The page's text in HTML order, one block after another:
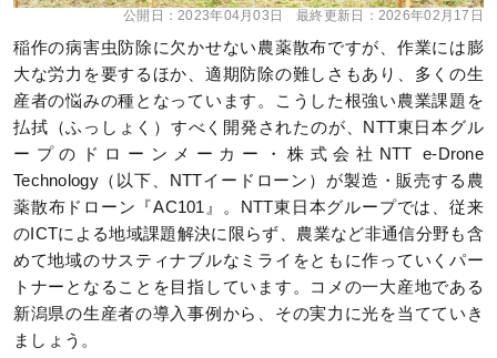
公開日：2023年04月03日 最終更新日： 2026年02月17日
稲作の病害虫防除に欠かせない農薬散布ですが、作業には膨
大な労力を要するほか、適期防除の難しさもあり、多くの生
産者の悩みの種となっています。こうした根強い農業課題を
払拭（ふっしょく）すべく開発されたのが、NTT東日本グル
ープのドローンメーカー・株式会社NTT e-Drone
Technology（以下、NTTイードローン）が製造・販売する農
薬散布ドローン『AC101』。NTT東日本グループでは、従来
のICTによる地域課題解決に限らず、農業など非通信分野も含
めて地域のサスティナブルなミライをともに作っていくパー
トナーとなることを目指しています。コメの一大産地である
新潟県の生産者の導入事例から、その実力に光を当てていき
ましょう。